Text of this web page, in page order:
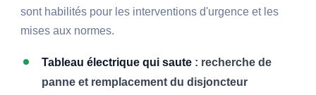
sont habilités pour les interventions d'urgence et les
mises aux normes.
Tableau électrique qui saute : recherche de
panne et remplacement du disjoncteur